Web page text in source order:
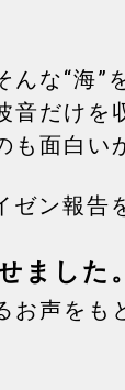
な“海
音だけ
面白い
ン報告
ました。
声をも